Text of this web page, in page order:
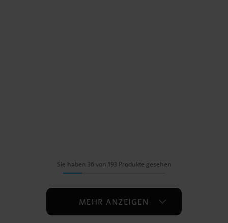
Sie haben 36 von 193 Produkte gesehen
MEHR ANZEIGEN